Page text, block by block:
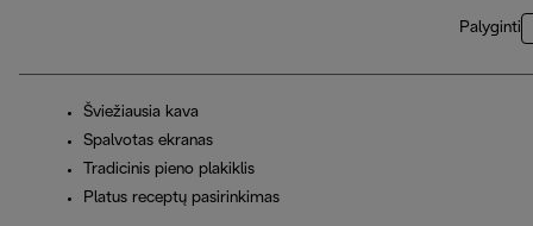
Palyginti
Šviežiausia kava
Spalvotas ekranas
Tradicinis pieno plakiklis
Platus receptų pasirinkimas